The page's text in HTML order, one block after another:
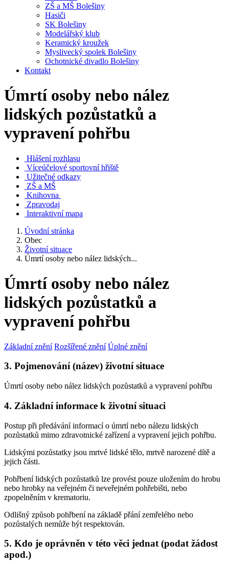
ZŠ a MŠ Bolešiny
Hasiči
SK Bolešiny
Modelářský klub
Keramický kroužek
Myslivecký spolek Bolešiny
Ochotnické divadlo Bolešiny
Kontakt
Úmrtí osoby nebo nález
lidských pozůstatků a
vypravení pohřbu
Hlášení rozhlasu
Víceúčelové sportovní hřiště
Užitečné odkazy
ZŠ a MŠ
Knihovna
Zpravodaj
Interaktivní mapa
Úvodní stránka
Obec
Životní situace
Úmrtí osoby nebo nález lidských...
Úmrtí osoby nebo nález
lidských pozůstatků a
vypravení pohřbu
Základní znění Rozšířené znění Úplné znění
3. Pojmenování (název) životní situace
Úmrtí osoby nebo nález lidských pozůstatků a vypravení pohřbu
4. Základní informace k životní situaci
Postup při předávání informací o úmrtí nebo nálezu lidských
pozůstatků mimo zdravotnické zařízení a vypravení jejich pohřbu.
Lidskými pozůstatky jsou mrtvé lidské tělo, mrtvě narozené dítě a
jejich části.
Pohřbení lidských pozůstatků lze provést pouze uložením do hrobu
nebo hrobky na veřejném či neveřejném pohřebišti, nebo
zpopelněním v krematoriu.
Odlišný způsob pohřbení na základě přání zemřelého nebo
pozůstalých nemůže být respektován.
5. Kdo je oprávněn v této věci jednat (podat žádost
apod.)